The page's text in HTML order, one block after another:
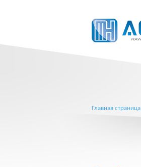
Главная страница